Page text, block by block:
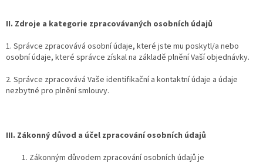
II. Zdroje a kategorie zpracovávaných osobních údajů
1. Správce zpracovává osobní údaje, které jste mu poskytl/a nebo
osobní údaje, které správce získal na základě plnění Vaší objednávky.
2. Správce zpracovává Vaše identifikační a kontaktní údaje a údaje
nezbytné pro plnění smlouvy.
III. Zákonný důvod a účel zpracování osobních údajů
Zákonným důvodem zpracování osobních údajů je